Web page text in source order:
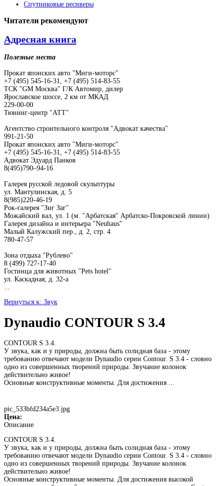
Спутниковые ресиверы
Читатели рекомендуют
Адресная книга
Полезные места
Прокат японских авто "Миги-моторс"
+7 (495) 545-16-31, +7 (495) 514-83-55
ТСК "GM Москва" Г/К Автомир, дилер
Ярославское шоссе, 2 км от МКАД
229-00-00
Тюнинг-центр "АТТ"
Агентство строительного контроля "Адвокат качества"
991-21-50
Прокат японских авто "Миги-моторс"
+7 (495) 545-16-31, +7 (495) 514-83-55
Адвокат Эдуард Панков
8(495)790–94-16
Галерея русской ледовой скульптуры
ул. Мантулинская, д. 5
8(985)220-46-19
Рок-галерея "Зиг Заг"
Можайский вал, ул. 1 (м. "Арбатская" Арбатско-Покровской линии)
Галерея дизайна и интерьера "Neuhaus"
Малый Калужский пер., д. 2, стр. 4
780-47-57
Зона отдыха "Рублево"
8 (499) 727-17-40
Гостинца для животных "Рets hotel"
ул. Каскадная, д. 32-а
Вернуться к: Звук
Dynaudio CONTOUR S 3.4
CONTOUR S 3.4.
У звука, как и у природы, должна быть солидная база - этому
требованию отвечают модели Dynaudio серии Contour. S 3.4 - словно
одно из совершенных творений природы. Звучание колонок
действительно живое!
Основные конструктивные моменты. Для достижения ...
pic_533bfd234a5e3.jpg
Цена:
Описание
CONTOUR S 3.4.
У звука, как и у природы, должна быть солидная база - этому
требованию отвечают модели Dynaudio серии Contour. S 3.4 - словно
одно из совершенных творений природы. Звучание колонок
действительно живое!
Основные конструктивные моменты. Для достижения высокой